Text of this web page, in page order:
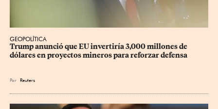
GEOPOLÍTICA
Trump anunció que EU invertiría 3,000 millones de
dólares en proyectos mineros para reforzar defensa
Por Reuters